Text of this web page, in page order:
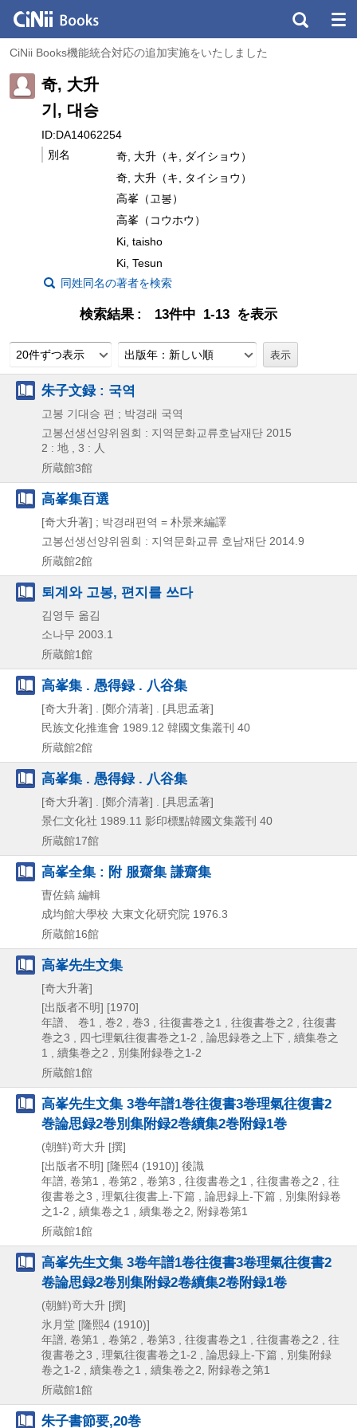
CiNii Books機能統合対応の追加実施をいたしました
奇, 大升
기, 대승
ID:DA14062254
別名
奇, 大升（キ, ダイショウ）
奇, 大升（キ, タイショウ）
高峯（고봉）
高峯（コウホウ）
Ki, taisho
Ki, Tesun
同姓同名の著者を検索
検索結果 13件中 1-13 を表示
20件ずつ表示 出版年：新しい順
朱子文録 : 국역
고봉 기대승 편 ; 박경래 국역
고봉선생선양위원회 : 지역문화교류호남재단 2015
2 : 地 , 3 : 人
所蔵館3館
高峯集百選
[奇大升著] ; 박경래편역 = 朴景来編譯
고봉선생선양위원회 : 지역문화교류 호남재단 2014.9
所蔵館2館
퇴계와 고봉, 편지를 쓰다
김영두 옮김
소나무 2003.1
所蔵館1館
高峯集 . 愚得録 . 八谷集
[奇大升著] . [鄭介清著] . [具思孟著]
民族文化推進會 1989.12 韓國文集叢刊 40
所蔵館2館
高峯集 . 愚得録 . 八谷集
[奇大升著] . [鄭介清著] . [具思孟著]
景仁文化社 1989.11 影印標點韓國文集叢刊 40
所蔵館17館
高峯全集 : 附 服齋集 謙齋集
曺佐鎬 編輯
成均館大學校 大東文化研究院 1976.3
所蔵館16館
高峯先生文集
[奇大升著]
[出版者不明] [1970]
年譜、 巻1 , 巻2 , 巻3 , 往復書巻之1 , 往復書巻之2 , 往復書
巻之3 , 四七理氣往復書巻之1-2 , 論思録巻之上下 , 續集巻之
1 , 續集巻之2 , 別集附録巻之1-2
所蔵館1館
高峯先生文集 3巻年譜1巻往復書3巻理氣往復書2
巻論思録2巻別集附録2巻續集2巻附録1巻
(朝鮮)竒大升 [撰]
[出版者不明] [隆熙4 (1910)] 後識
年譜, 卷第1 , 卷第2 , 卷第3 , 往復書卷之1 , 往復書卷之2 , 往
復書卷之3 , 理氣往復書上-下篇 , 論思録上-下篇 , 別集附録卷
之1-2 , 續集卷之1 , 續集卷之2, 附録卷第1
所蔵館1館
高峯先生文集 3卷年譜1卷往復書3卷理氣往復書2
卷論思録2卷別集附録2卷續集2卷附録1卷
(朝鮮)竒大升 [撰]
氷月堂 [隆熙4 (1910)]
年譜, 卷第1 , 卷第2 , 卷第3 , 往復書卷之1 , 往復書卷之2 , 往
復書卷之3 , 理氣往復書卷之1-2 , 論思録上-下篇 , 別集附録
卷之1-2 , 續集卷之1 , 續集卷之2, 附録卷之第1
所蔵館1館
朱子書節要,20巻